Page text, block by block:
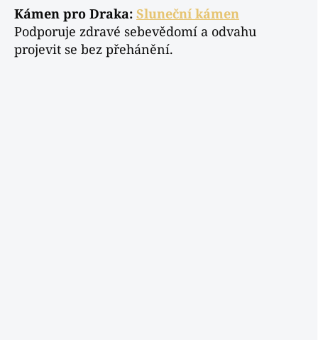
Kámen pro Draka: Sluneční kámen
Podporuje zdravé sebevědomí a odvahu
projevit se bez přehánění.